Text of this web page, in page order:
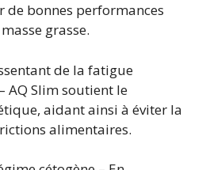
bonnes performances
grasse.
de la fatigue
AQ Slim soutient le
aidant ainsi à éviter la
alimentaires.